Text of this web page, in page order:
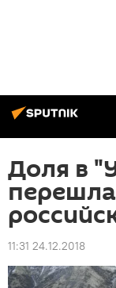
Доля в
11:31 24.12.2018